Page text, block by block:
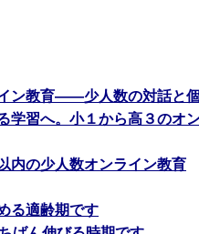
ン教育――少人数の対話と個
学習へ。小１から高３のオ
内の少人数オンライン教育
る適齢期です